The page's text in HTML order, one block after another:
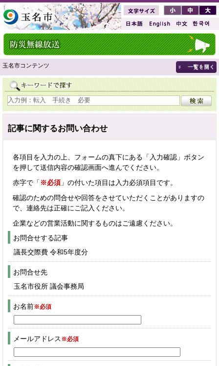
玉名市コンテンツ
記事に関するお問い合わせ
各項目を入力の上、フォームの真下にある「入力確認」ボタン
を押して送信内容の確認画面へ進んでください。
赤字で「 ※必須 」の付いた項目は入力必須項目です。
確認のための問合せや回答をさせていただくことがありますの
で、連絡先は正確にご記入ください。
企業などの営業活動に関するものはご遠慮ください。
お問合せする記事
議長交際費 令和5年度分
お問合せ先
玉名市役所 議会事務局
お名前※必須
メールアドレス ※必須